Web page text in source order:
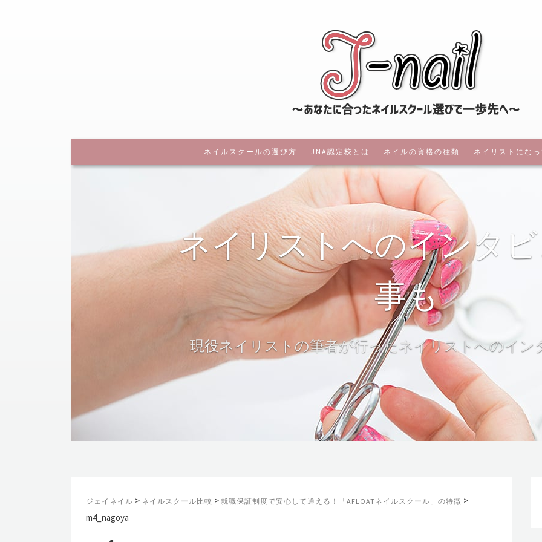
ジェイネ
ネイルスクールの選び方 JNA認定校とは ネイルの資格の種類 ネイリストにな
ネイルスクー
ジェイネイル > ネイルスクール比較 > 就職保証制度で安心して通える！「AFLOATネイルスクール」の特徴 >
m4_nagoya